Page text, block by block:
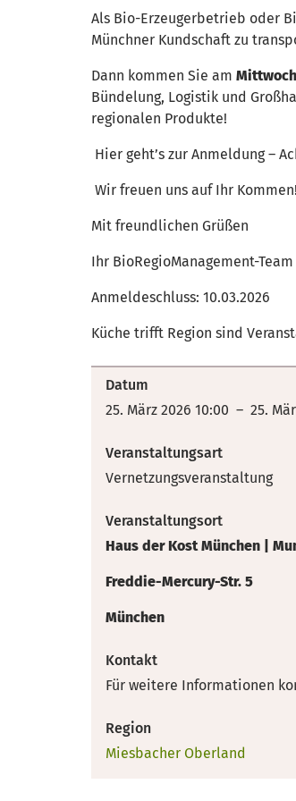
Als Bio-Erzeugerbetrieb oder
Münchner Kundschaft zu
Dann kommen Sie am
Bündelung, Logistik und
regionalen Produkte!
Hier geht’s zur Anmeldung –
Wir freuen uns auf Ihr Kommen!
Mit freundlichen Grüßen
Ihr BioRegioManagement-Team
Anmeldeschluss: 10.03.2026
Küche trifft Region sind
Datum
25. März 2026 10:00 – 25.
Veranstaltungsart
Vernetzungsveranstaltung
Veranstaltungsort
Haus der Kost München |
Freddie-Mercury-Str. 5
München
Kontakt
Für weitere Informationen
Region
Miesbacher Oberland